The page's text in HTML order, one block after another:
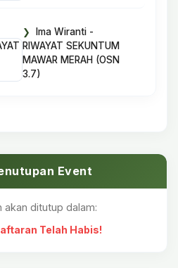
Ima Wiranti -
RIWAYAT SEKUNTUM
MAWAR MERAH (OSN
3.7)
Event
akan ditutup dalam:
Telah Habis!